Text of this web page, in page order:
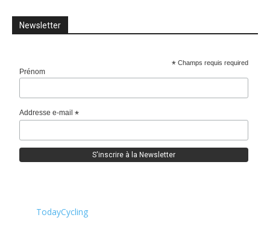
Newsletter
* Champs requis required
Prénom
Addresse e-mail*
TodayCycling